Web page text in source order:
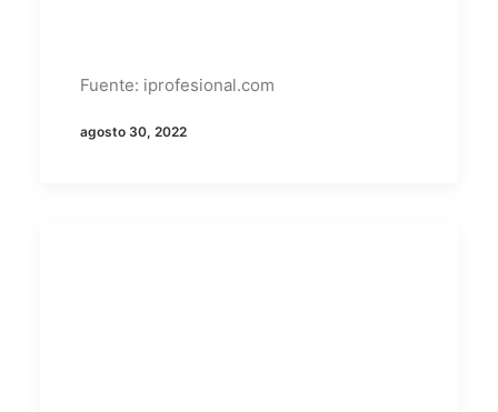
Fuente: iprofesional.com
agosto 30, 2022